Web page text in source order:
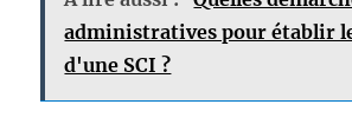
administratives pour établir
d'une SCI ?